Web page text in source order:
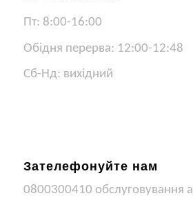
Пт: 8:00-16:00
Обідня перерва: 12:00-12:48
Сб-Нд: вихідний
Зателефонуйте нам
0800300410 обслуговування